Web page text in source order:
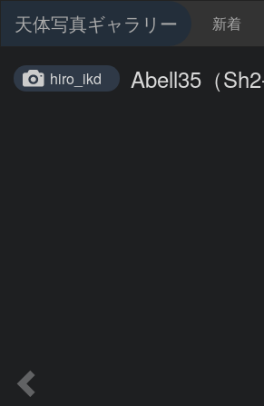
天体写真ギャラリー 新着
hiro_ikd Abell35（